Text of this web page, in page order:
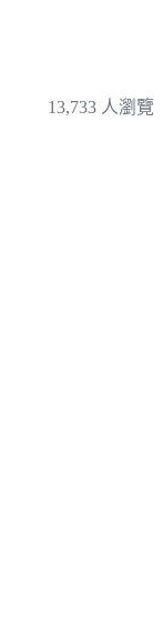
13,733 人瀏覽